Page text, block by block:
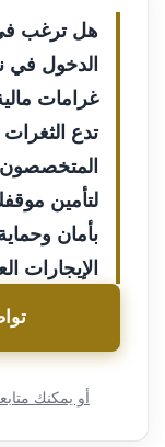
هل ترغب في
الدخول في
غرامات
تدع
المتخصصون
لتأمين
بأمان
الإيجارات
أو يمكنك